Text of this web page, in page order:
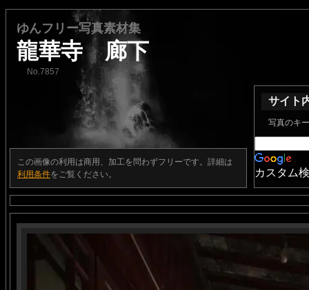
ゆんフリー写真素材集
龍華寺 廊下
No.7857
この画像の利用は商用、加工を問わずフリーです。詳細は
利用条件をご覧ください。
サイト
写真のキ
カスタム